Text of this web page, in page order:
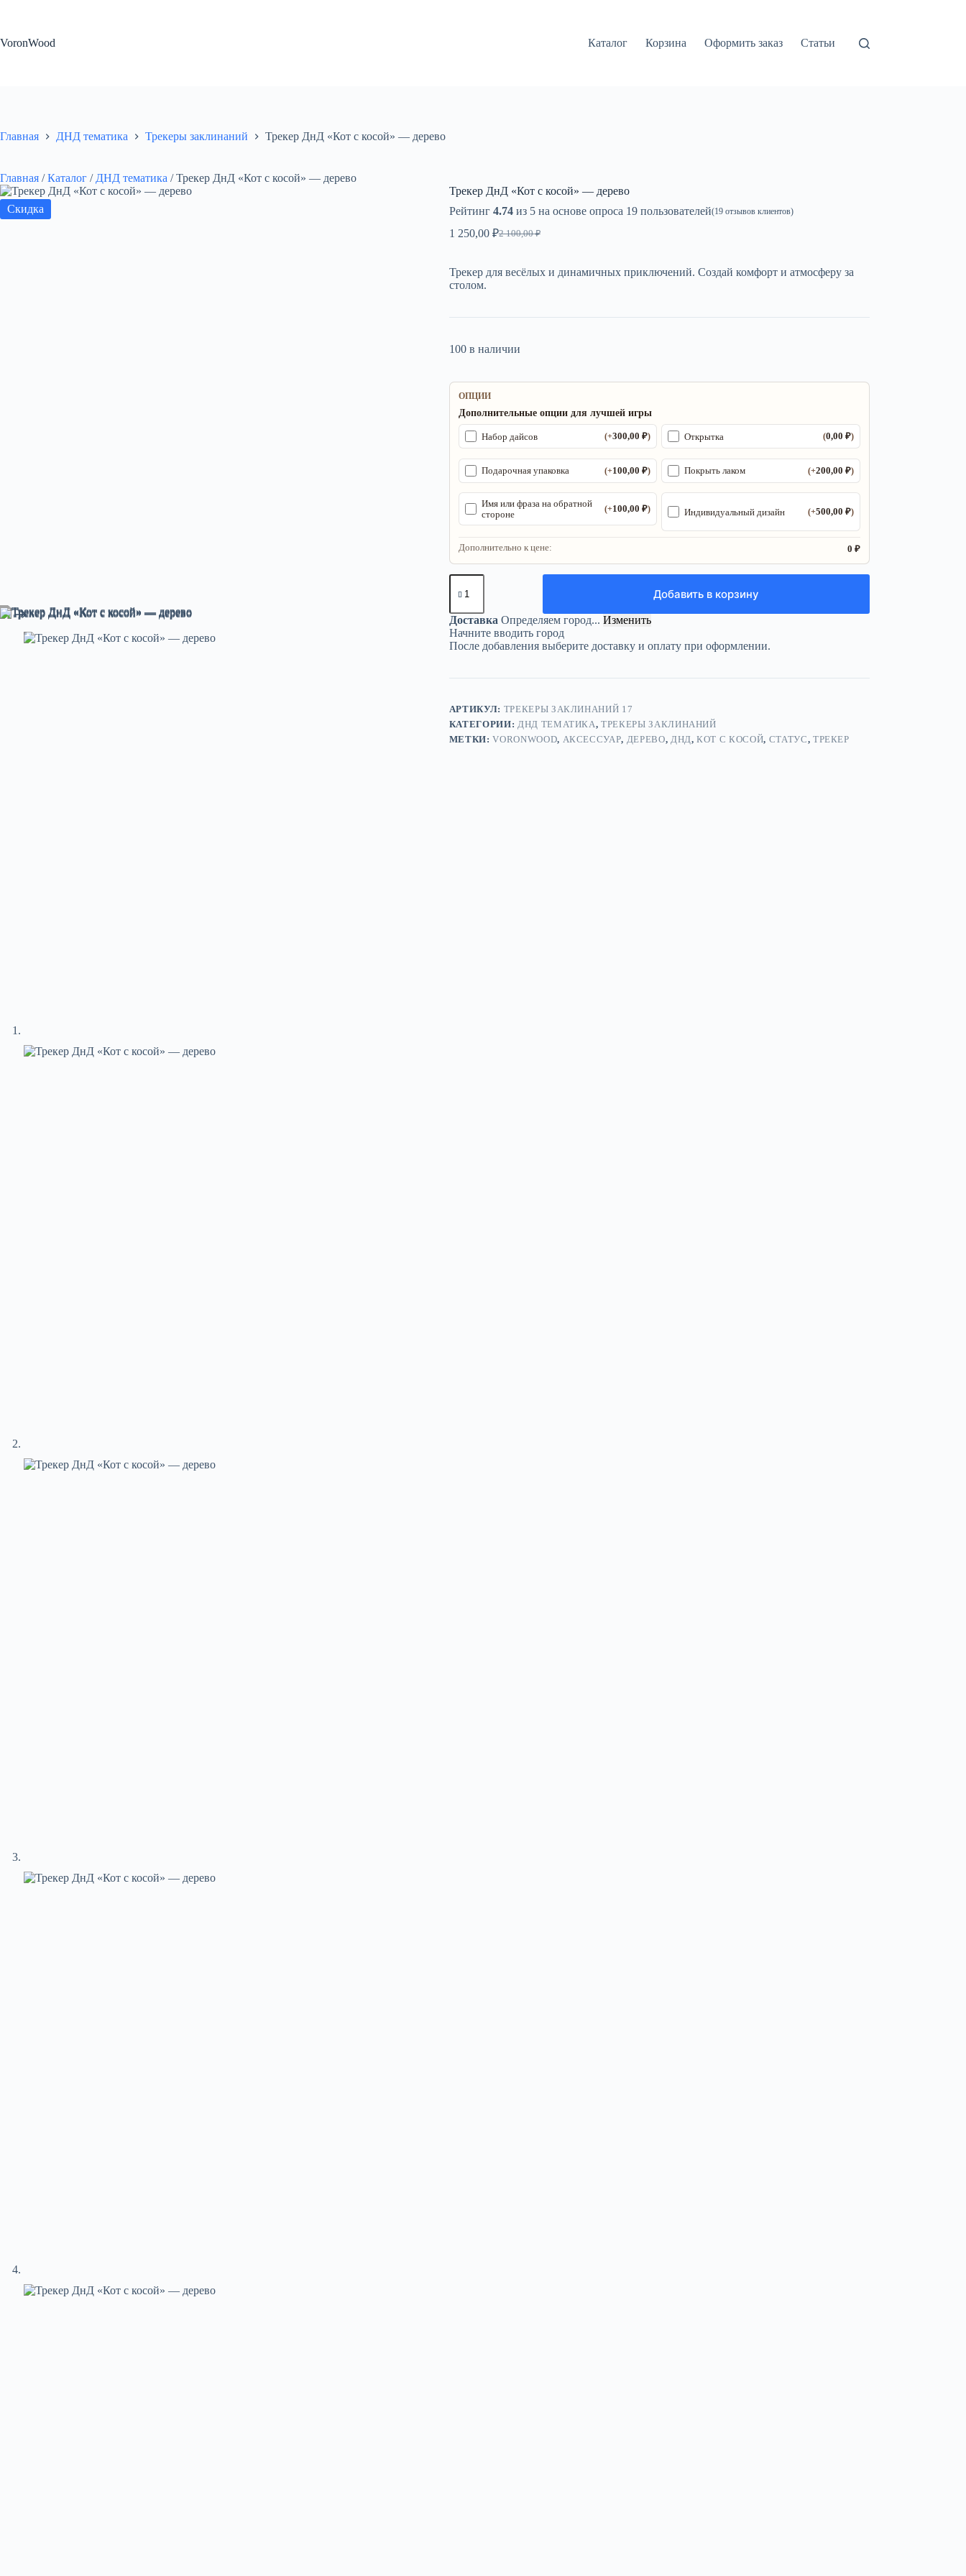
VoronWood
Каталог Корзина Оформить заказ Статьи
Главная ДНД тематика Трекеры заклинаний Трекер ДнД «Кот с косой» — дерево
Главная / Каталог / ДНД тематика / Трекер ДнД «Кот с косой» — дерево
Скидка
Трекер ДнД «Кот с косой» — дерево
Рейтинг 4.74из 5 на основе опроса 19пользователей(19отзывов клиентов)
2 100,00₽
Первоначальная
2
1 250,00 ₽
Текущая
250,00 ₽.
Трекер для весёлых и динамичных приключений. Создай комфорт и атмосферу за
столом.
100 в наличии
ОПЦИИ
Дополнительные опции для лучшей игры
Набор дайсов (+300,00₽) Открытка (0,00 ₽)
Подарочная упаковка (+100,00₽) Покрыть лаком (+200,00 ₽)
Имя или фраза на обратной
стороне
(+100,00₽) Индивидуальный дизайн (+500,00 ₽)
Дополнительно к цене: 0 ₽
Количество
товара
ДнД
«Кот
с
косой»
дерево
Добавить в корзину
Доставка Определяем город... Изменить
Начните вводить город
После добавления выберите доставку и оплату при оформлении.
АРТИКУЛ: ТРЕКЕРЫ ЗАКЛИНАНИЙ 17
КАТЕГОРИИ: ДНД ТЕМАТИКА,ТРЕКЕРЫ ЗАКЛИНАНИЙ
МЕТКИ:VORONWOOD, АКСЕССУАР, ДЕРЕВО, ДНД,КОТ С КОСОЙ, СТАТУС, ТРЕКЕР